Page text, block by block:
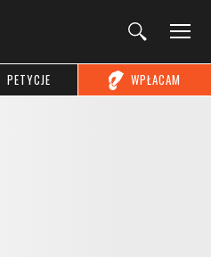
WPŁACAM
PETYCJE